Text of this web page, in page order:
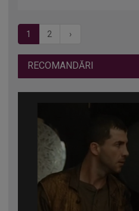
1 2 ›
RECOMANDĂRI